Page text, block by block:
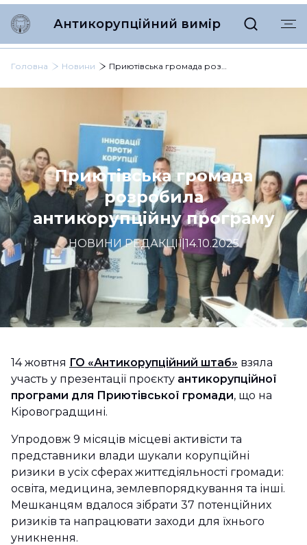
Антикорупційний вимір
Головна Новини Приютівська громада розробила антикорупційну програму
Приютівська громада
розробила
антикорупційну програму
НОВИНИ РЕДАКЦІЇ| 14.10.2025
14 жовтня ГО «Антикорупційний штаб» взяла
участь у презентації проєкту антикорупційної
програми для Приютівської громади, що на
Кіровоградщині.
Упродовж 9 місяців місцеві активісти та
представники влади шукали корупційні
ризики в усіх сферах життєдіяльності громади:
освіта, медицина, землевпорядкування та інші.
Мешканцям вдалося зібрати 37 потенційних
ризиків та напрацювати заходи для їхнього
уникнення.